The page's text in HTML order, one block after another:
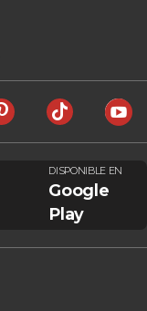
DISPONIBLE EN
Google
Play